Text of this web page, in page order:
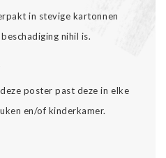
in stevige kartonnen
nihil is.
poster past deze in elke
en/of kinderkamer.